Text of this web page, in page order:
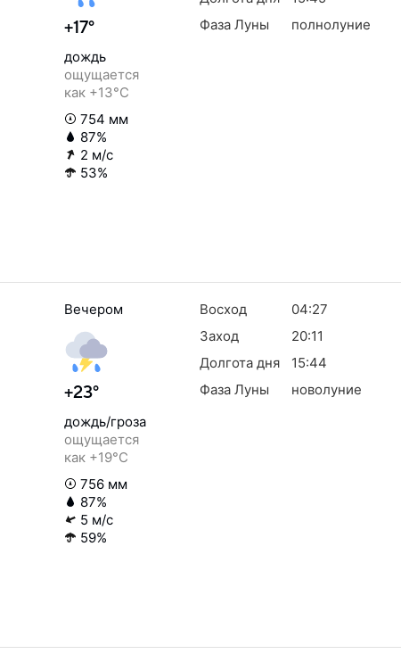
+17°
дождь
ощущается
как +13°C
754 мм
87%
2 м/с
53%
Фаза Луны
полнолуние
Вечером
+23°
дождь/гроза
ощущается
как +19°C
756 мм
87%
5 м/с
59%
Восход
04:27
Заход
20:11
Долгота дня
15:44
Фаза Луны
новолуние